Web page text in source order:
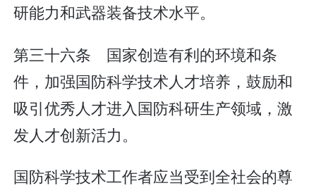
研能力和武器装备技术水平。
第三十六条 国家创造有利的环境和条
件，加强国防科学技术人才培养，鼓励和
吸引优秀人才进入国防科研生产领域，激
发人才创新活力。
国防科学技术工作者应当受到全社会的尊